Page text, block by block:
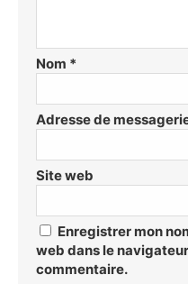
Nom *
Adresse de
Site web
Enregistrer mon
web dans le
commentaire.